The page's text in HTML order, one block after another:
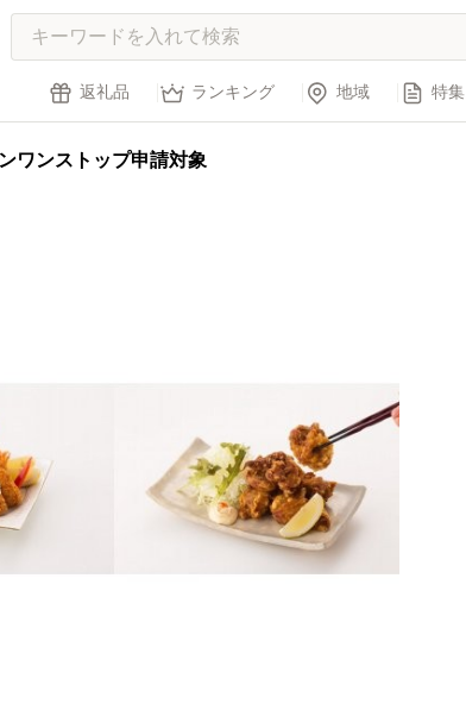
返礼品 ランキング 地域 特集
ワンストップ申請対象